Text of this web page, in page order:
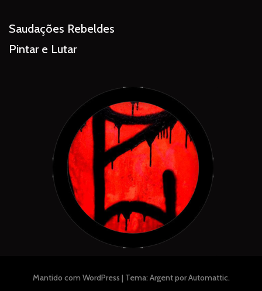
Saudações Rebeldes
Pintar e Lutar
Mantido com WordPress | Tema: Argent porAutomattic.